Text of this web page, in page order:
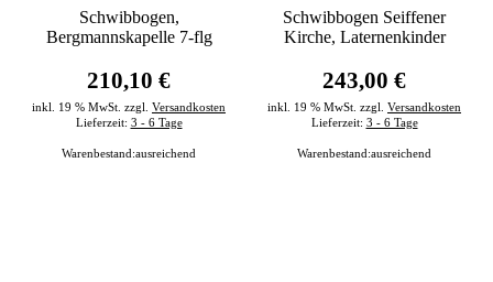
Schwibbogen,
Bergmannskapelle 7-flg
210,10 €
inkl. 19 % MwSt. zzgl. Versandkosten
Lieferzeit: 3 - 6 Tage
Warenbestand:ausreichend
Schwibbogen Seiffener
Kirche, Laternenkinder
243,00 €
inkl. 19 % MwSt. zzgl. Versandkosten
Lieferzeit: 3 - 6 Tage
Warenbestand:ausreichend